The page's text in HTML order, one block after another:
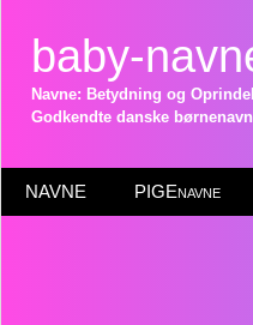
baby-
Navne: Betydning og
Godkendte danske
NAVNE PIGEnavne